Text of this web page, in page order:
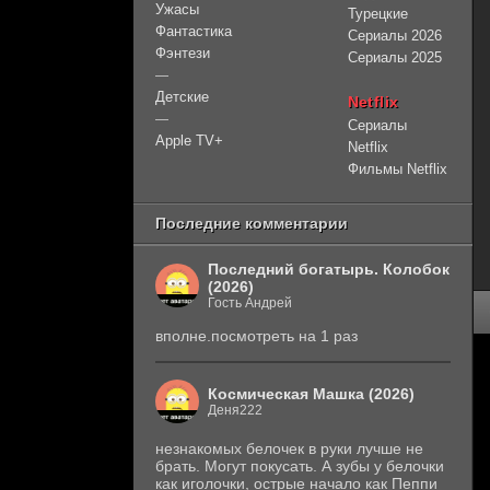
Ужасы
Фантастика
Фэнтези
—
Детские
—
Apple TV+
Турецкие
Сериалы 2026
Сериалы 2025
Netflix
Сериалы
Netflix
Фильмы Netflix
Последние комментарии
Последний богатырь. Колобок
(2026)
Гость Андрей
вполне.посмотреть на 1 раз
Космическая Машка (2026)
Деня222
незнакомых белочек в руки лучше не
брать. Могут покусать. А зубы у белочки
как иголочки, острые начало как Пеппи